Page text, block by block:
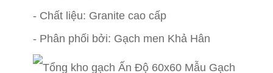
- Chất liệu: Granite cao cấp
- Phân phối bởi: Gạch men Khả Hân
Mẫu Gạch